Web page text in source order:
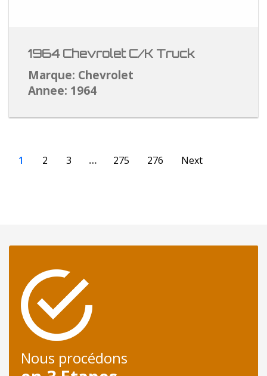
1964 Chevrolet C/K Truck
Marque: Chevrolet
Annee: 1964
1 2 3 … 275 276 Next
Nous procédons